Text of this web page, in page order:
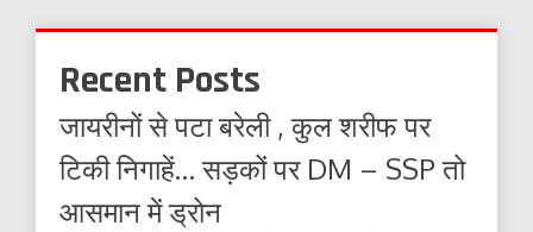
Recent Posts
जायरीनों से पटा बरेली , कुल शरीफ पर
टिकी निगाहें… सड़कों पर DM – SSP तो
आसमान में ड्रोन